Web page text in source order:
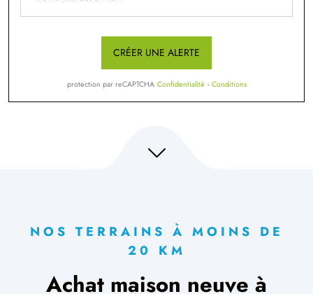
CRÉER UNE ALERTE
protection par reCAPTCHA Confidentialité - Conditions
NOS TERRAINS À MOINS DE
20 KM
Achat maison neuve à